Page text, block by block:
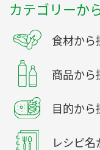
カテゴリーか
食材から
商品から
目的から
レシピ名